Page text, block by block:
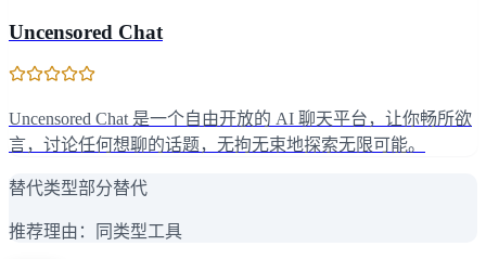
Uncensored Chat
Uncensored Chat 是一个自由开放的 AI 聊天平台，让你畅所欲
言，讨论任何想聊的话题，无拘无束地探索无限可能。
替代类型部分替代
推荐理由： 同类型工具